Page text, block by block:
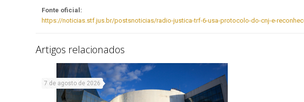
Fonte oficial:
https://noticias.stf.jus.br/postsnoticias/radio-justica-trf-6-usa-protocolo-do-cnj-e-
Artigos relacionados
7 de agosto de 2026